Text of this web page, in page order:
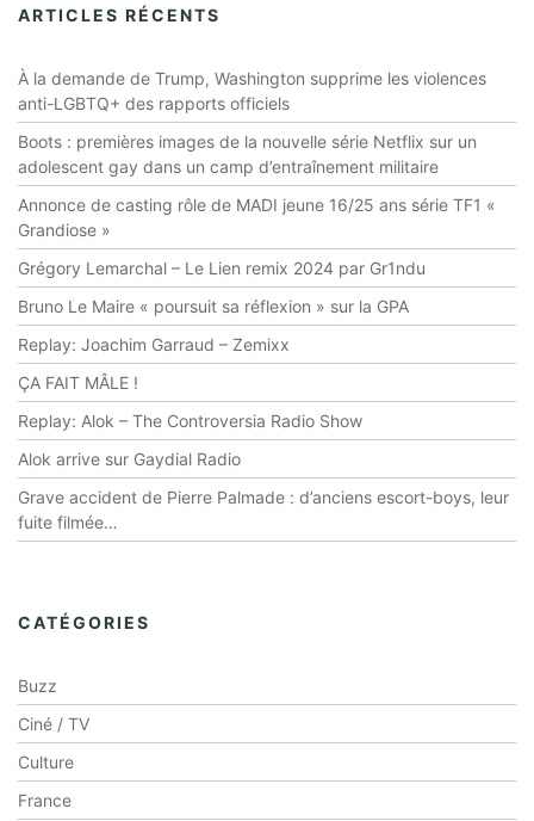
ARTICLES RÉCENTS
À la demande de Trump, Washington supprime les violences
anti-LGBTQ+ des rapports officiels
Boots : premières images de la nouvelle série Netflix sur un
adolescent gay dans un camp d’entraînement militaire
Annonce de casting rôle de MADI jeune 16/25 ans série TF1 «
Grandiose »
Grégory Lemarchal – Le Lien remix 2024 par Gr1ndu
Bruno Le Maire « poursuit sa réflexion » sur la GPA
Replay: Joachim Garraud – Zemixx
ÇA FAIT MÂLE !
Replay: Alok – The Controversia Radio Show
Alok arrive sur Gaydial Radio
Grave accident de Pierre Palmade : d’anciens escort-boys, leur
fuite filmée…
CATÉGORIES
Buzz
Ciné / TV
Culture
France